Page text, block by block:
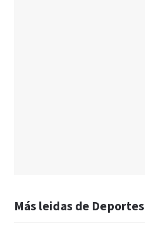
Más leidas de Deportes